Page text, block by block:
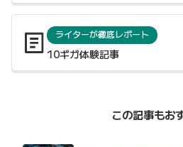
ライターが徹底レポート
10ギガ体験記事
この記事もお